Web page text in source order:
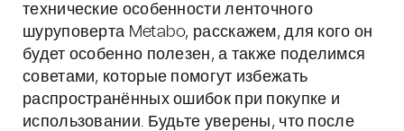
технические особенности ленточного
шуруповерта Metabo, расскажем, для кого он
будет особенно полезен, а также поделимся
советами, которые помогут избежать
распространённых ошибок при покупке и
использовании. Будьте уверены, что после